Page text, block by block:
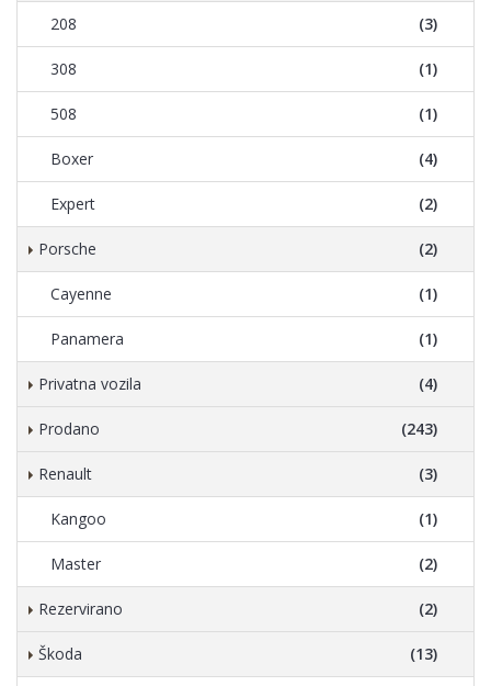
208 (3)
308 (1)
508 (1)
Boxer (4)
Expert (2)
Porsche (2)
Cayenne (1)
Panamera (1)
Privatna vozila (4)
Prodano (243)
Renault (3)
Kangoo (1)
Master (2)
Rezervirano (2)
Škoda (13)